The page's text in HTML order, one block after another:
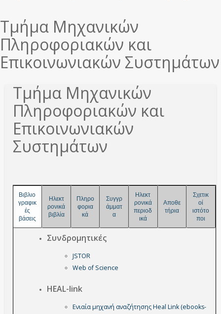
Τμήμα Μηχανικών
Πληροφοριακών και
Επικοινωνιακών Συστημάτων
Τμήμα Μηχανικών
Πληροφοριακών και
Επικοινωνιακών
Συστημάτων
Βιβλιο
γραφικ
ές
βάσεις
Ηλεκτ
ρονικά
βιβλία
Πληρο
φορια
κά
Συγγρ
άμματ
α
Ηλεκτ
ρονικά
περιοδ
ικά
Αποθε
τήρια
Σχετικ
οί
ιστότο
ποι
Συνδρομητικές
JSTOR
Web of Science
HEAL-link
Ενιαία μηχανή αναζήτησης Heal Link (ebooks-